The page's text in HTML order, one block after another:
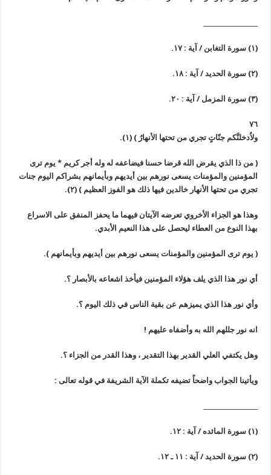
(١) سورة التغابن / آية : ١٧.
(٢) سورة الحديد / آية : ١٨.
(٣) سورة المزمل / آية : ٢٠.
٧٦
ولاُدخلنَّكم جنّاتٍ تجري من تحتها الأنهارُ ) (١) .
( من ذا الذي يقرض الله قرضا حسنا فيضاعفه له وله أجر كريم* يوم ترى
المؤمنين والمؤمنات يسعى نورهم بين أيديهم وبأيمانهم بشراكم اليوم جنات
تجري من تحتها الأنهار خالدين فيها ذلك هو الفوز العظيم ) (٢) .
وهذا هو الجزاء الأخروي تعرضه الآيتان فيهما ما يحفز المنفق على الاسراع
بهذا النوع من العطاء ليحصل على هذا النعيم الأبدي.
( يوم ترى المؤمنين والمؤمنات يسعى نورهم بين أيديهم وبأيمانهم )
.
أي نور هذا الذي يلف هؤلاء المؤمنين فيأخذ اشعاعه بالأبصار ؟.
وأي نور هذا الذي يميزهم عن بقية الناس في ذلك اليوم ؟.
انه نور جللهم الله به وأضفاه عليهم !
وهل يكتفي العلي القدير بهذا التقدير ، وهذا القدر من الجزاء ؟.
ويأتينا الجواب واضحاً تضيفه تكملة الآية الشريفة في قوله تعالى :
(١) سورة المائده / آية : ١٢.
(٢) سورة الحديد / آية : ١١ ـ ١٢.